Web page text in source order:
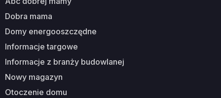
dobra mama
domy energooszczędne
informacje targowe
informacje z branży budowlanej
nowy magazyn
otoczenie domu